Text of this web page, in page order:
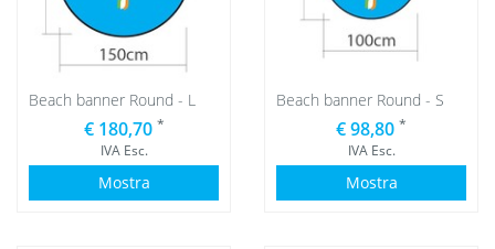
Beach banner Round - L
€ 180,70 *
IVA Esc.
Mostra
Beach banner Round - S
€ 98,80 *
IVA Esc.
Mostra